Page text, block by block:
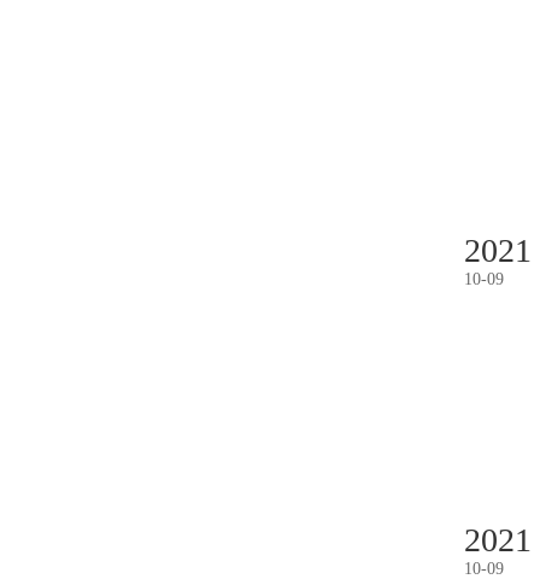
2021
10-09
2021
10-09